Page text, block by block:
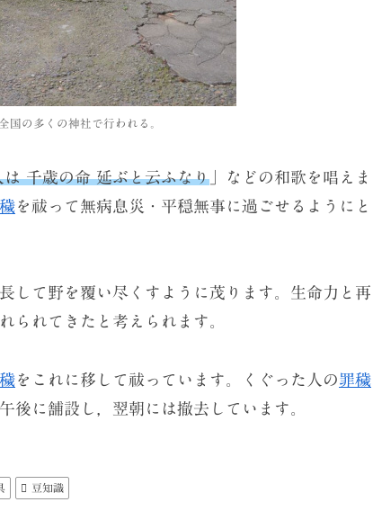
国の多くの神社で行われる。
は 千歳の命 延ぶと云ふなり 」などの和歌を唱えま
を祓って無病息災・平穏無事に過ごせるようにと
して野を覆い尽くすように茂ります。生命力と再
られてきたと考えられます。
をこれに移して祓っています。くぐった人の罪穢
後に舗設し，翌朝には撤去しています。
豆知識